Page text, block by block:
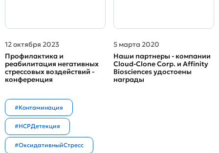
12 октября 2023
Профилактика и
реабилитация негативных
стрессовых воздействий -
конференция
5 марта 2020
Наши партнеры - компании
Cloud-Clone Corp. и Affinity
Biosciences удостоены
награды
#Контаминация
#HCPДетекция
#ОксидативныйСтресс